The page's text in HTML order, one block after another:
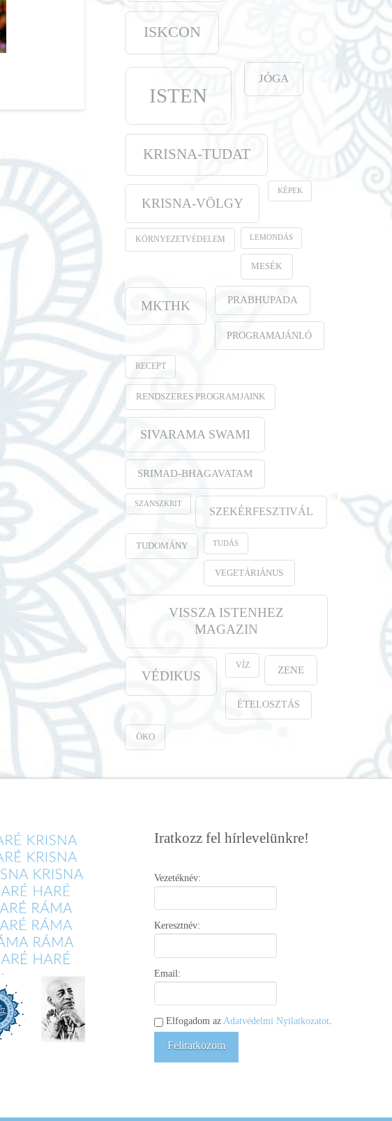
ISKCON
ISTEN
JÓGA
KRISNA-TUDAT
KRISNA-VÖLGY
KÉPEK
KÖRNYEZETVÉDELEM LEMONDÁS
MESÉK
MKTHK PRABHUPADA
PROGRAMAJÁNLÓ
RECEPT
RENDSZERES PROGRAMJAINK
SIVARAMA SWAMI
SRIMAD-BHAGAVATAM
SZANSZKRIT
SZEKÉRFESZTIVÁL
TUDOMÁNY TUDÁS
VEGETÁRIÁNUS
VISSZA ISTENHEZ
MAGAZIN
VÉDIKUS
VÍZ ZENE
ÉTELOSZTÁS
ÖKO
Iratkozz fel hírlevelünkre!
Vezetéknév:
Keresztnév:
Email:
Elfogadom azAdatvédelmi Nyilatkozatot.
Feliratkozom